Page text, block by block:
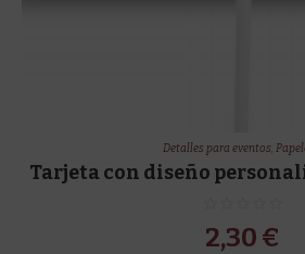
Detalles para eventos,
Tarjeta con diseño
2,30 €